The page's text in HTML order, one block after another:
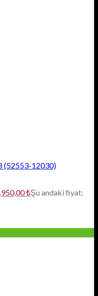
(52553-12030)
950,00₺Şu andaki fiyat: